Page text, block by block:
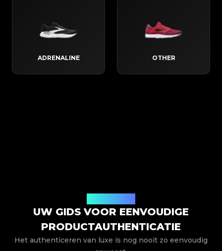
ADRENALINE OTHER
UW GIDS VOOR EENVOUDIGE
PRODUCTAUTHENTICATIE
Het authenticeren van luxe is nog nooit zo eenvoudig